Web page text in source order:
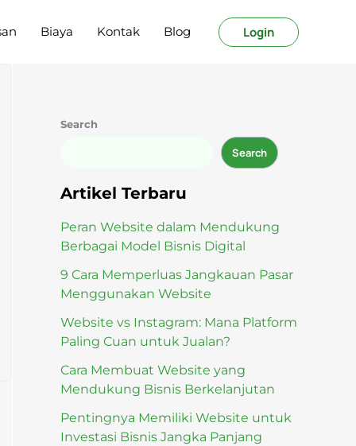
Biaya Kontak Blog Login
Search
Search
Artikel Terbaru
Peran Website dalam Mendukung
Berbagai Model Bisnis Digital
9 Cara Memperluas Jangkauan Pasar
Menggunakan Website
Website vs Instagram: Mana Platform
Paling Cuan untuk Jualan?
Cara Membuat Website yang
Mendukung Bisnis Berkelanjutan
Pentingnya Memiliki Website untuk
Investasi Bisnis Jangka Panjang